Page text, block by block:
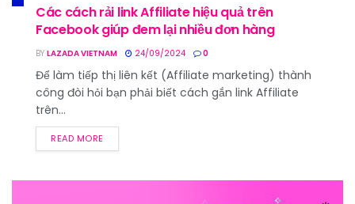
Các cách rải link Affiliate hiệu quả trên
Facebook giúp đem lại nhiều đơn hàng
BY LAZADA VIETNAM 24/09/2024 0
Để làm tiếp thị liên kết (Affiliate marketing) thành
công đòi hỏi bạn phải biết cách gắn link Affiliate
trên...
READ MORE